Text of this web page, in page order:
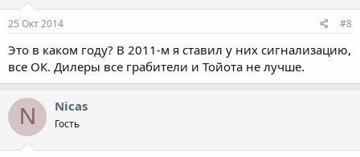
25 Окт 2014 #8
Это в каком году? В 2011-м я ставил у них сигнализацию,
все ОК. Дилеры все грабители и Тойота не лучше.
N Nicas
Гость